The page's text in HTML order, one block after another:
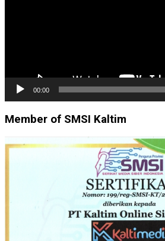
00:00
Member of SMSI Kaltim